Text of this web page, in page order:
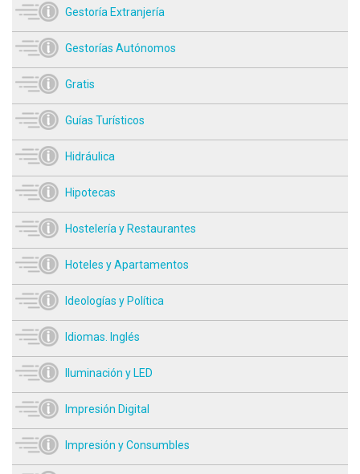
Gestoría Extranjería
Gestorías Autónomos
Gratis
Guías Turísticos
Hidráulica
Hipotecas
Hostelería y Restaurantes
Hoteles y Apartamentos
Ideologías y Política
Idiomas. Inglés
Iluminación y LED
Impresión Digital
Impresión y Consumbles